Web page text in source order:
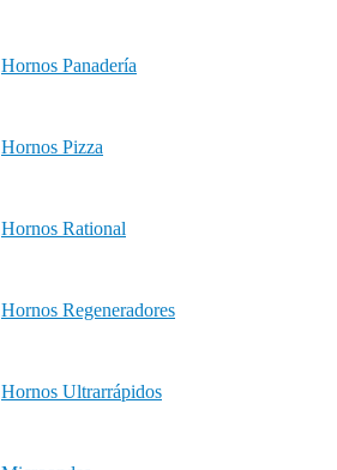
Hornos Panadería
Hornos Pizza
Hornos Rational
Hornos Regeneradores
Hornos Ultrarrápidos